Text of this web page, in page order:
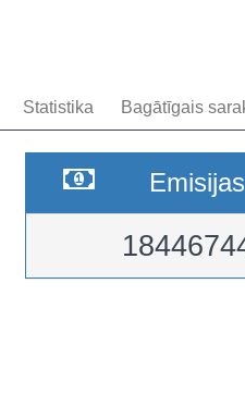
Statistika Bagātīgais
Emisijas